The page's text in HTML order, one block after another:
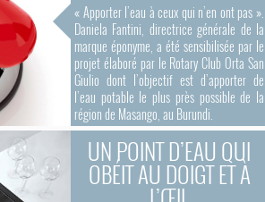
« Apporter l’eau à ceux qui n’en ont pas ».
Daniela Fantini, directrice générale de la
marque éponyme, a été sensibilisée par le
projet élaboré par le Rotary Club Orta San
Giulio dont l’objectif est d’apporter de
l’eau potable le plus près possible de la
région de Masango, au Burundi.
UN POINT D’EAU QUI
OBÉIT AU DOIGT ET À